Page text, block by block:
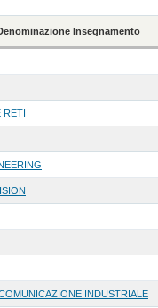
Insegnamento
RETI
INDUSTRIALE